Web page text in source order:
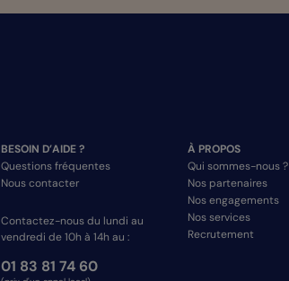
BESOIN D’AIDE ?
Questions fréquentes
Nous contacter
Contactez-nous du lundi au
vendredi de 10h à 14h au :
01 83 81 74 60
À PROPOS
Qui sommes-nous ?
Nos partenaires
Nos engagements
Nos services
Recrutement